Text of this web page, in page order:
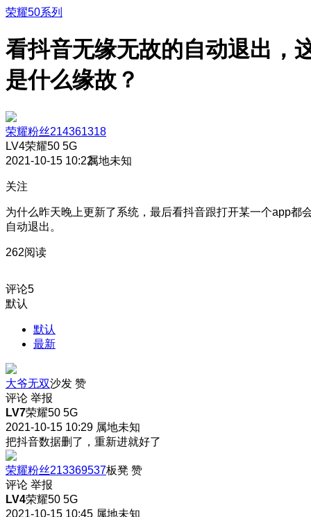
荣耀50系列
看抖音无缘无故的自动退出，
是什么缘故？
荣耀粉丝214361318
LV4荣耀50 5G
2021-10-15 10:22属地未知
关注
为什么昨天晚上更新了系统，最后看抖音跟打开某一个app都
自动退出。
262阅读
评论5
默认
默认
最新
大爷无双沙发 赞
评论 举报
LV7荣耀50 5G
2021-10-15 10:29 属地未知
把抖音数据删了，重新进就好了
荣耀粉丝213369537板凳 赞
评论 举报
LV4荣耀50 5G
2021-10-15 10:45 属地未知